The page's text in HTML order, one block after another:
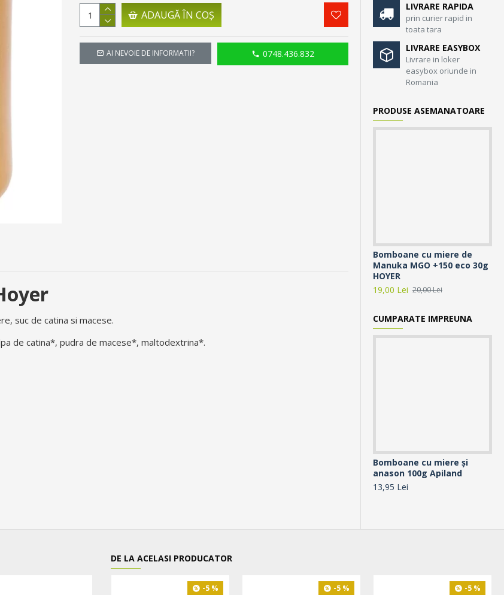
ADAUGĂ ÎN COŞ
AI NEVOIE DE INFORMATII? 0748.436.832
suc de catina si macese.
de catina*, pudra de macese*, maltodextrina*.
LIVRARE RAPIDA
prin curier rapid in
toata tara
LIVRARE EASYBOX
Livrare in loker
easybox oriunde in
Romania
PRODUSE ASEMANATOARE
Bomboane cu miere de
Manuka MGO +150 eco 30g
HOYER
19,00 Lei 20,00 Lei
CUMPARATE IMPREUNA
Bomboane cu miere și
anason 100g Apiland
13,95 Lei
-5 % -5 %
DE LA ACELASI PRODUCATOR
-5 % -5 % -5 %